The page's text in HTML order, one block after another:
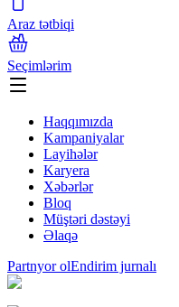
Araz tətbiqi
Seçimlərim
Haqqımızda
Kampaniyalar
Layihələr
Karyera
Xəbərlər
Bloq
Müştəri dəstəyi
Əlaqə
Partnyor olEndirim jurnalı